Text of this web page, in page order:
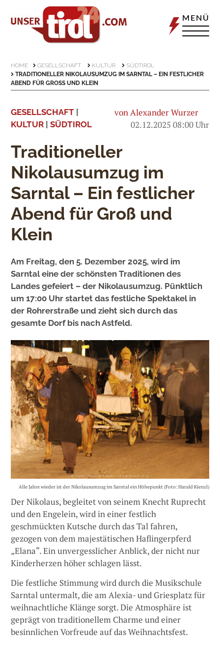
MENÜ
HOME GESELLSCHAFT KULTUR
SÜDTIROL
TRADITIONELLER NIKOLAUSUMZUG IM SARNTAL – EIN FESTLICHER
ABEND FÜR GROSS UND KLEIN
GESELLSCHAFT
KULTUR
SÜDTIROL
von Alexander Wurzer
02.12.2025 08:00 Uhr
Traditioneller
Nikolausumzug im
Sarntal – Ein festlicher
Abend für Groß und
Klein
Am Freitag, den 5. Dezember 2025, wird im
Sarntal eine der schönsten Traditionen des
Landes gefeiert – der Nikolausumzug. Pünktlich
um 17:00 Uhr startet das festliche Spektakel in
der Rohrerstraße und zieht sich durch das
gesamte Dorf bis nach Astfeld.
Alle Jahre wieder ist der Nikolausumzug im Sarntal ein Höhepunkt (Foto: Harald Kienzl)
Der Nikolaus, begleitet von seinem Knecht Ruprecht
und den Engelein, wird in einer festlich
geschmückten Kutsche durch das Tal fahren,
gezogen von dem majestätischen Haflingerpferd
„Elana“. Ein unvergesslicher Anblick, der nicht nur
Kinderherzen höher schlagen lässt.
Die festliche Stimmung wird durch die Musikschule
Sarntal untermalt, die am Alexia- und Griesplatz für
weihnachtliche Klänge sorgt. Die Atmosphäre ist
geprägt von traditionellem Charme und einer
besinnlichen Vorfreude auf das Weihnachtsfest.